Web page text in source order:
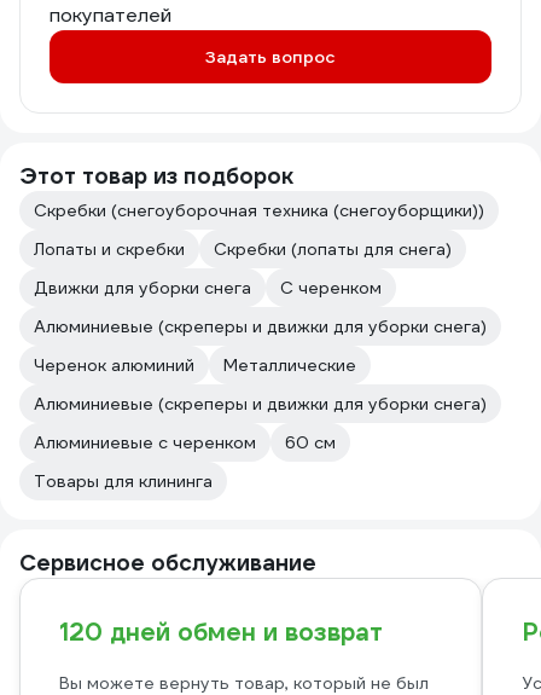
покупателей
Задать вопрос
Этот товар из подборок
Скребки (снегоуборочная техника (снегоуборщики))
Лопаты и скребки
Скребки (лопаты для снега)
Движки для уборки снега
С черенком
Алюминиевые (скреперы и движки для уборки снега)
Черенок алюминий
Металлические
Алюминиевые (скреперы и движки для уборки снега)
Алюминиевые с черенком
60 см
Товары для клининга
Сервисное обслуживание
120 дней обмен и возврат
Вы можете вернуть товар, который не был